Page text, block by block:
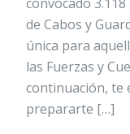
de Cabos y
única para
las Fuerzas y
continuación, te
prepararte […]